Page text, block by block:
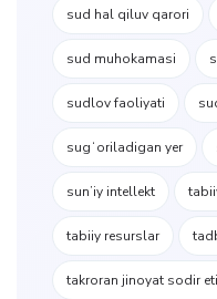
sud hal qiluv qarori
sud muhokamasi
sudlov faoliyati
sugʻoriladigan yer
sunʼiy intellekt
tabiiy resurslar
takroran jinoyat sodir